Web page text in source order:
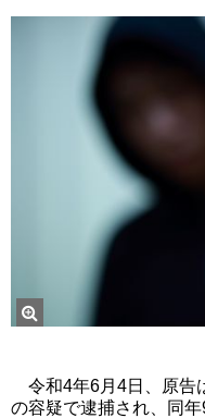
令和4年6月4日、原告
の容疑で逮捕され、同